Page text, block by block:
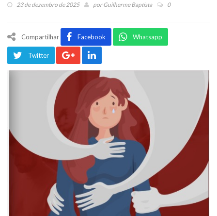
23 de dezembro de 2025 porGuilherme Baptista 0
Compartilhar Facebook Whatsapp
Twitter